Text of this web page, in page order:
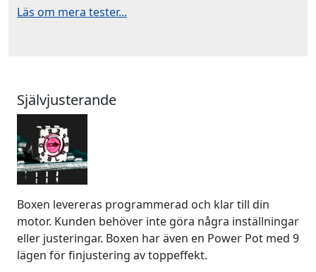
Läs om mera tester...
Självjusterande
Boxen levereras programmerad och klar till din
motor. Kunden behöver inte göra några inställningar
eller justeringar. Boxen har även en Power Pot med 9
lägen för finjustering av toppeffekt.